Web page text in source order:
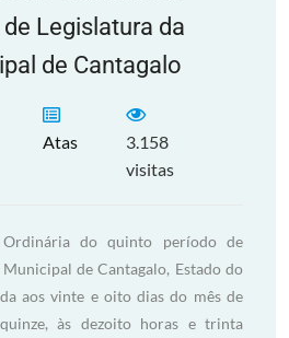
Legislatura da
de Cantagalo
Atas
3.158
visitas
Ordinária do quinto período de
de Cantagalo, Estado do
aos vinte e oito dias do mês de
às dezoito horas e trinta